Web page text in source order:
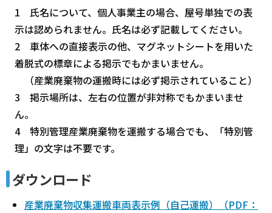
1 氏名について、個人事業主の場合、屋号単独での表
示は認められません。氏名は必ず記載してください。
2 車体への直接表示の他、マグネットシートを用いた
着脱式の標章による掲示でもかまいません。
（産業廃棄物の運搬時には必ず掲示されていること）
3 掲示場所は、左右の位置が非対称でもかまいませ
ん。
4 特別管理産業廃棄物を運搬する場合でも、「特別管
理」の文字は不要です。
ダウンロード
産業廃棄物収集運搬車両表示例（自己運搬）（PDF：